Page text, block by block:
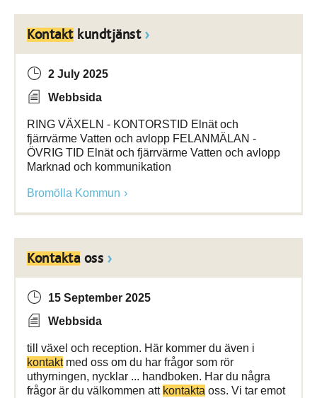
Kontaktkundtjänst
2 July 2025
Webbsida
RING VÄXELN - KONTORSTID Elnät och
fjärrvärme Vatten och avlopp FELANMÄLAN -
ÖVRIG TID Elnät och fjärrvärme Vatten och avlopp
Marknad och kommunikation
Bromölla Kommun
Kontaktaoss
15 September 2025
Webbsida
till växel och reception. Här kommer du även i
kontaktmed oss om du har frågor som rör
uthyrningen, nycklar ... handboken. Har du några
frågor är du välkommen att kontakta oss. Vi tar emot